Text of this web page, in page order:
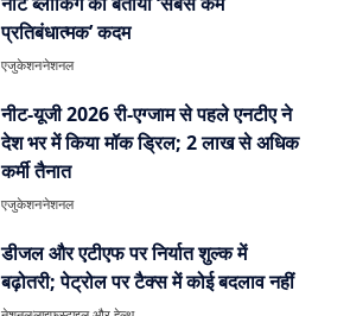
प्रतिबंधात्मक’ कदम
एजुकेशननेशनल
नीट-यूजी 2026 री-एग्जाम से पहले एनटीए ने
देश भर में किया मॉक ड्रिल; 2 लाख से अधिक
कर्मी तैनात
एजुकेशननेशनल
डीजल और एटीएफ पर निर्यात शुल्क में
बढ़ोतरी; पेट्रोल पर टैक्स में कोई बदलाव नहीं